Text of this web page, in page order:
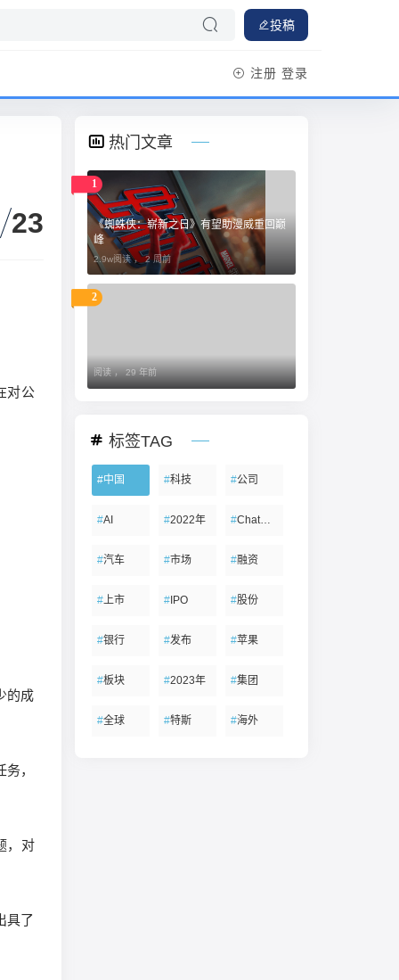
投稿
注册 登录
23
对公
的成
，
，对
具了
热门文章
1
《蜘蛛侠：崭新之日》有望助漫威重回巅
峰
2.9w阅读 ，2 周前
2
阅读 ， 29 年前
标签TAG
#中国 #科技 #公司
#AI #2022年 #ChatGPT
#汽车 #市场 #融资
#上市 #IPO #股份
#银行 #发布 #苹果
#板块 #2023年 #集团
#全球 #特斯 #海外